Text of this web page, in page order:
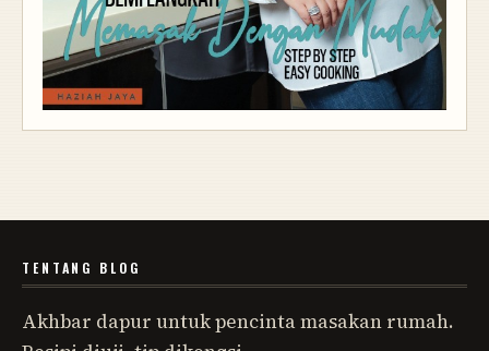
TENTANG BLOG
Akhbar dapur untuk pencinta masakan rumah.